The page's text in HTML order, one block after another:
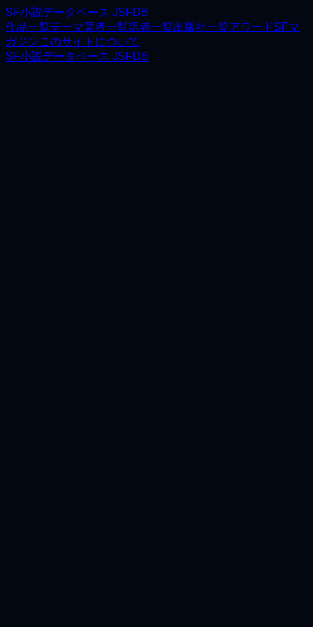
SF小説データベース JSFDB
作品一覧テーマ著者一覧訳者一覧出版社一覧アワードSFマ
ガジンこのサイトについて
SF小説データベース JSFDB